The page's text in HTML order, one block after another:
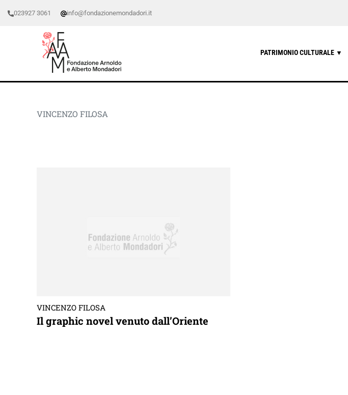
023927 3061 info@fondazionemondadori.it
PATRIMONIO CULTURALE ▼
VINCENZO FILOSA
VINCENZO FILOSA
Il graphic novel venuto dall’Oriente